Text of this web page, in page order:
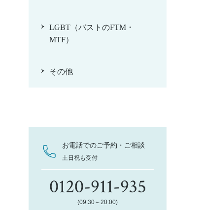
LGBT（バストのFTM・
MTF）
その他
お電話でのご予約・ご相談
土日祝も受付
0120-911-935
(09:30～20:00)